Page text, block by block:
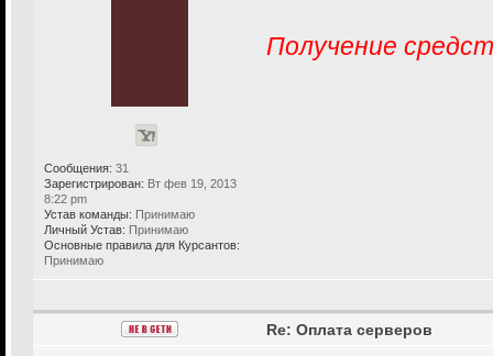
Сообщения: 31
Зарегистрирован: Вт фев 19, 2013
8:22 pm
Устав команды: Принимаю
Личный Устав: Принимаю
Основные правила для Курсантов:
Принимаю
Получение
Re: Оплата серверов